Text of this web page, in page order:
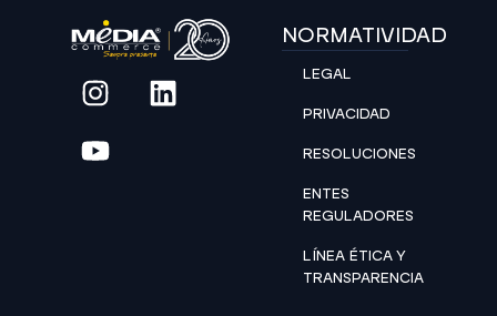
NORMATIVIDAD
LEGAL
PRIVACIDAD
RESOLUCIONES
ENTES
REGULADORES
LÍNEA ÉTICA Y
TRANSPARENCIA